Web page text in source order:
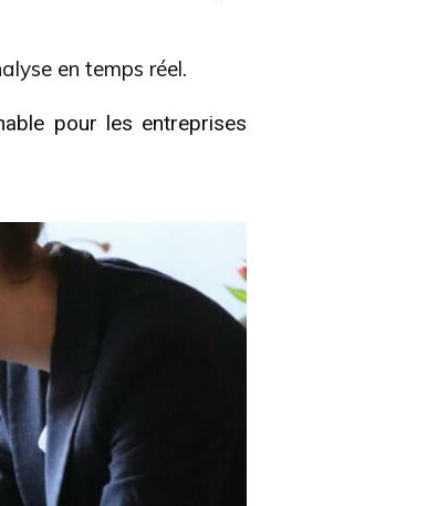
en temps réel.
pour les entreprises